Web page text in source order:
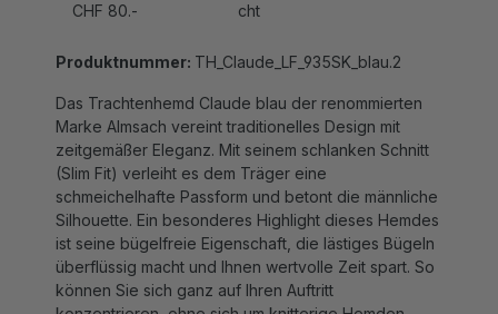
CHF 80.-
cht
Produktnummer: TH_Claude_LF_935SK_blau.2
Das Trachtenhemd Claude blau der renommierten
Marke Almsach vereint traditionelles Design mit
zeitgemäßer Eleganz. Mit seinem schlanken Schnitt
(Slim Fit) verleiht es dem Träger eine
schmeichelhafte Passform und betont die männliche
Silhouette. Ein besonderes Highlight dieses Hemdes
ist seine bügelfreie Eigenschaft, die lästiges Bügeln
überflüssig macht und Ihnen wertvolle Zeit spart. So
können Sie sich ganz auf Ihren Auftritt